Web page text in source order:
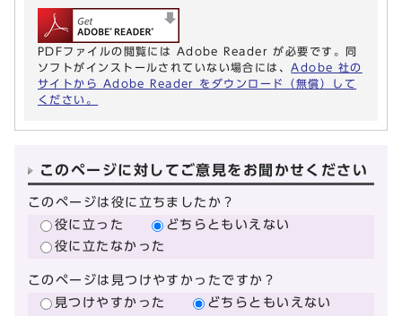
PDFファイルの閲覧には Adobe Reader が必要です。同
ソフトがインストールされていない場合には、 Adobe 社の
サイトから Adobe Reader をダウンロード（無償）して
ください。
このページに対してご意見をお聞かせください
このページは役に立ちましたか？
役に立った
どちらともいえない
役に立たなかった
このページは見つけやすかったですか？
見つけやすかった
どちらともいえない